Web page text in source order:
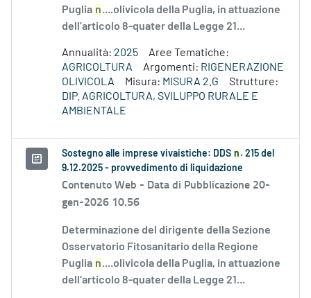
Puglia n....olivicola della Puglia, in attuazione
dell’articolo 8-quater della Legge 21...
Annualità: 2025
Aree Tematiche:
AGRICOLTURA
Argomenti: RIGENERAZIONE
OLIVICOLA
Misura: MISURA 2.G
Strutture:
DIP. AGRICOLTURA, SVILUPPO RURALE E
AMBIENTALE
Sostegno alle imprese vivaistiche: DDS n . 215 del
9.12.2025 - provvedimento di liquidazione
Contenuto Web - Data di Pubblicazione 20-
gen-2026 10.56
Determinazione del dirigente della Sezione
Osservatorio Fitosanitario della Regione
Puglia n....olivicola della Puglia, in attuazione
dell’articolo 8-quater della Legge 21...